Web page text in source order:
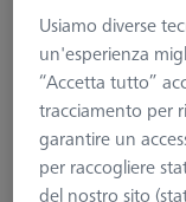
Usiamo diverse
un'esperienza
“Accetta tutto”
tracciamento per
garantire un
per raccogliere
del nostro sito